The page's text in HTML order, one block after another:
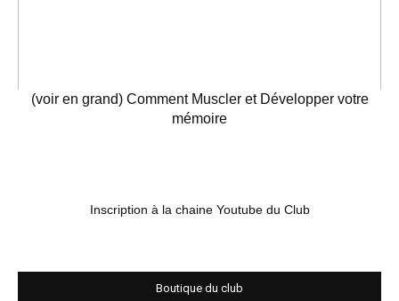
(voir en grand) Comment Muscler et Développer votre
mémoire
Inscription à la chaine Youtube du Club
Boutique du club